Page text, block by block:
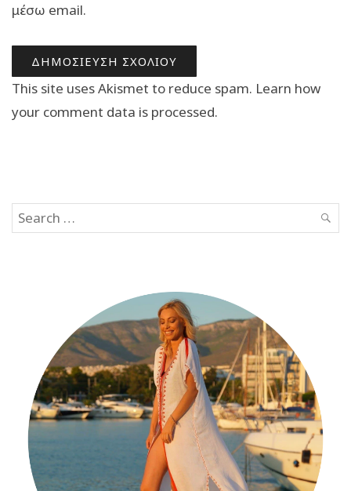
μέσω email.
This site uses Akismet to reduce spam. Learn how
your comment data is processed.
Search
for: